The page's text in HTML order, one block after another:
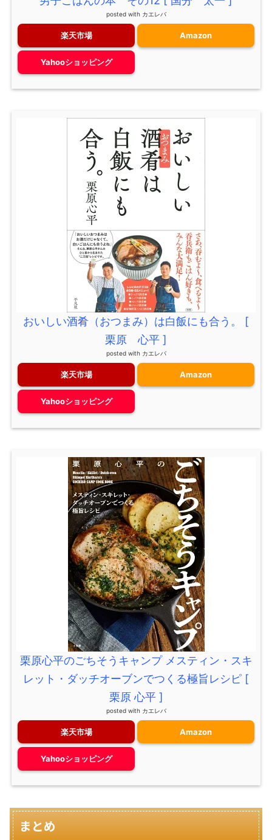
posted with カエレバ
楽天市場 Amazon
Yahooショッピング
おいしい酒肴（おつまみ）は白飯にも合う。 [
栗原 心平 ]
posted with カエレバ
楽天市場 Amazon
Yahooショッピング
栗原心平のごちそうキャンプ メスティン・スキ
レット・ダッチオーブンでつくる極旨レシピ [
栗原 心平 ]
posted with カエレバ
楽天市場 Amazon
Yahooショッピング
まとめ